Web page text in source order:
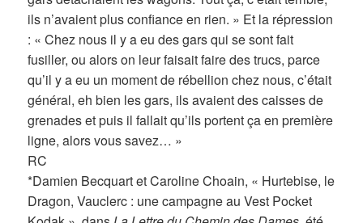
ils n’avaient plus confiance en rien. » Et la répression
: « Chez nous il y a eu des gars qui se sont fait
fusiller, ou alors on leur faisait faire des trucs, parce
qu’il y a eu un moment de rébellion chez nous, c’était
général, eh bien les gars, ils avaient des caisses de
grenades et puis il fallait qu’ils portent ça en première
ligne, alors vous savez… »
RC
*Damien Becquart et Caroline Choain, « Hurtebise, le
Dragon, Vauclerc : une campagne au Vest Pocket